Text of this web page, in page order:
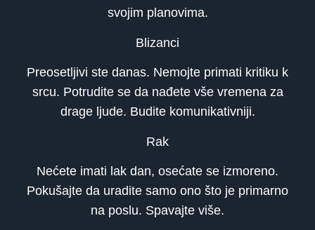
svojim planovima.
Blizanci
Preosetljivi ste danas. Nemojte primati kritiku k
srcu. Potrudite se da nađete vše vremena za
drage ljude. Budite komunikativniji.
Rak
Nećete imati lak dan, osećate se izmoreno.
Pokušajte da uradite samo ono što je primarno
na poslu. Spavajte više.